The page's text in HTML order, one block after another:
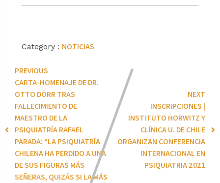
Category : NOTICIAS
PREVIOUS
CARTA-HOMENAJE DE DR.
OTTO DÖRR TRAS
FALLECIMIENTO DE
MAESTRO DE LA
PSIQUIATRÍA RAFAEL
PARADA: “LA PSIQUIATRÍA
CHILENA HA PERDIDO A UNA
DE SUS FIGURAS MÁS
SEÑERAS, QUIZÁS SI LA MÁS
NEXT
INSCRIPCIONES |
INSTITUTO HORWITZ Y
CLÍNICA U. DE CHILE
ORGANIZAN CONFERENCIA
INTERNACIONAL EN
PSIQUIATRIA 2021